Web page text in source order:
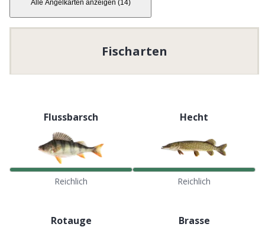
Alle Angelkarten anzeigen (14)
Fischarten
Flussbarsch
Reichlich
Hecht
Reichlich
Rotauge Brasse